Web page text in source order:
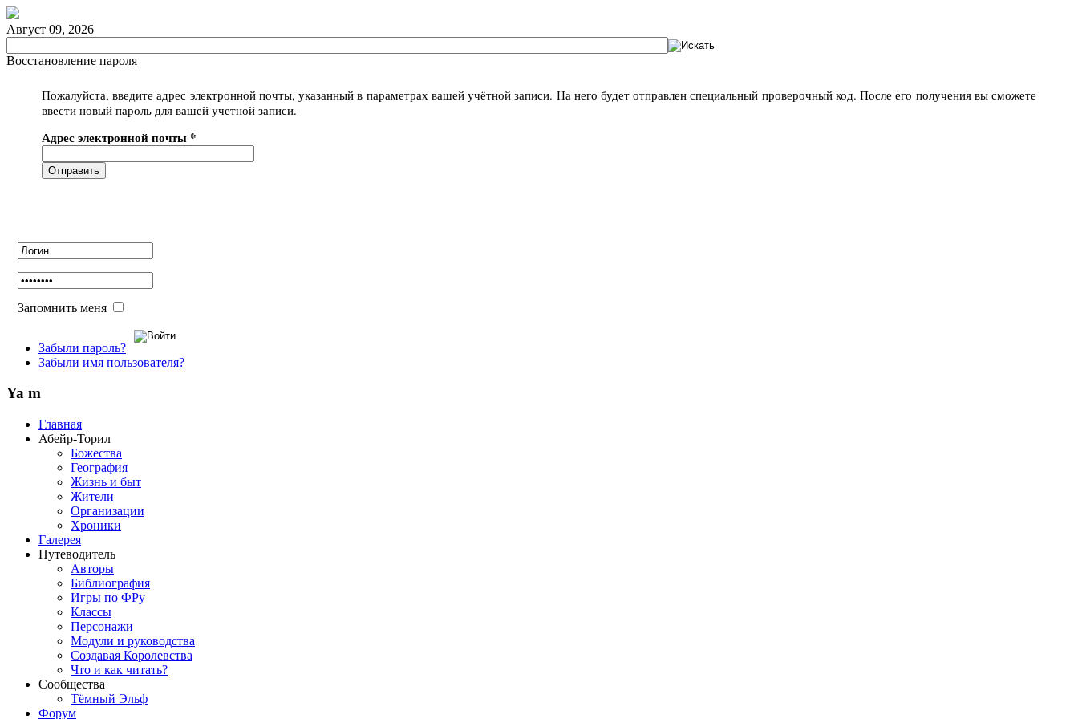
Август 09, 2026
Восстановление пароля
Пожалуйста, введите адрес электронной почты, указанный в параметрах вашей учётной записи. На него будет отправлен специальный проверочный код. После его получения вы сможете
ввести новый пароль для вашей учетной записи.
Адрес электронной почты *
Отправить
Запомнить меня
Забыли пароль?
Забыли имя пользователя?
Ya m
Главная
Абейр-Торил
Божества
География
Жизнь и быт
Жители
Организации
Хроники
Галерея
Путеводитель
Авторы
Библиография
Игры по ФРу
Классы
Персонажи
Модули и руководства
Создавая Королевства
Что и как читать?
Сообщества
Тёмный Эльф
Форум